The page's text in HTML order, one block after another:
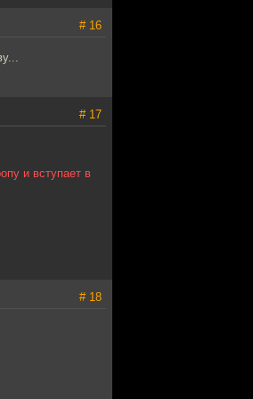
# 16
# 17
и вступает в
# 18